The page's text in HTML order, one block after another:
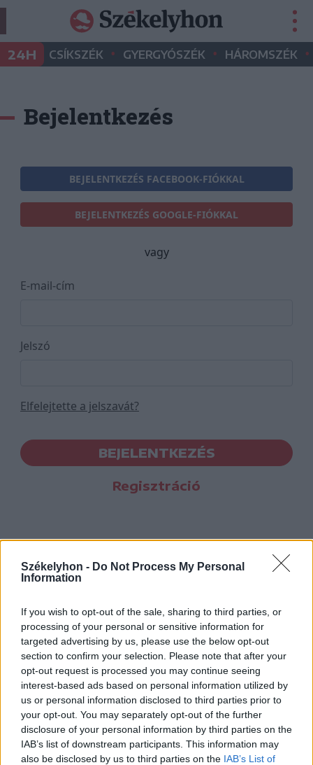
Székelyhon - Do Not Process My Personal
Information
If you wish to opt-out of the sale, sharing to third parties, or
processing of your personal or sensitive information for
targeted advertising by us, please use the below opt-out
section to confirm your selection. Please note that after your
opt-out request is processed you may continue seeing
interest-based ads based on personal information utilized by
us or personal information disclosed to third parties prior to
your opt-out. You may separately opt-out of the further
disclosure of your personal information by third parties on the
IAB’s list of downstream participants. This information may
also be disclosed by us to third parties on the IAB’s List of
24H CSÍKSZÉK • GYERGYÓSZÉK • HÁROMSZÉK •
Bejelentkezés
BEJELENTKEZÉS FACEBOOK-FIÓKKAL
BEJELENTKEZÉS GOOGLE-FIÓKKAL
vagy
E-mail-cím
Jelszó
Elfelejtette a jelszavát?
BEJELENTKEZÉS
Regisztráció
Hasznos
Impresszum
Szerzői jogok
Adatvédelmi tájékoztató
Cookie-kezelési tájékoztató